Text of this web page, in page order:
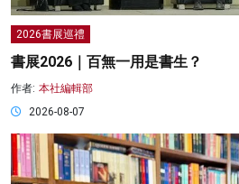
2026書展巡禮
書展2026｜百無一用是書生？
作者: 本社編輯部
2026-08-07